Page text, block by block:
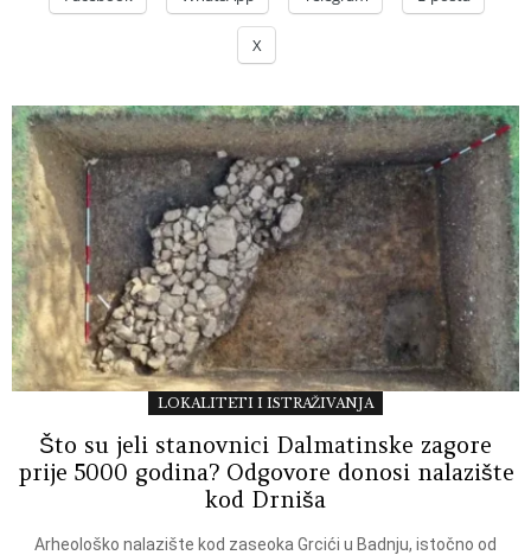
X
LOKALITETI I ISTRAŽIVANJA
Što su jeli stanovnici Dalmatinske zagore
prije 5000 godina? Odgovore donosi nalazište
kod Drniša
Arheološko nalazište kod zaseoka Grcići u Badnju, istočno od